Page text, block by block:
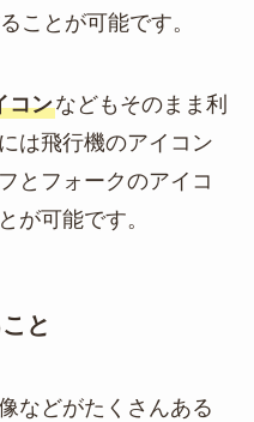
ことが可能です。
コンなどもそのまま利
は飛行機のアイコン
とフォークのアイコ
が可能です。
と
などがたくさんある